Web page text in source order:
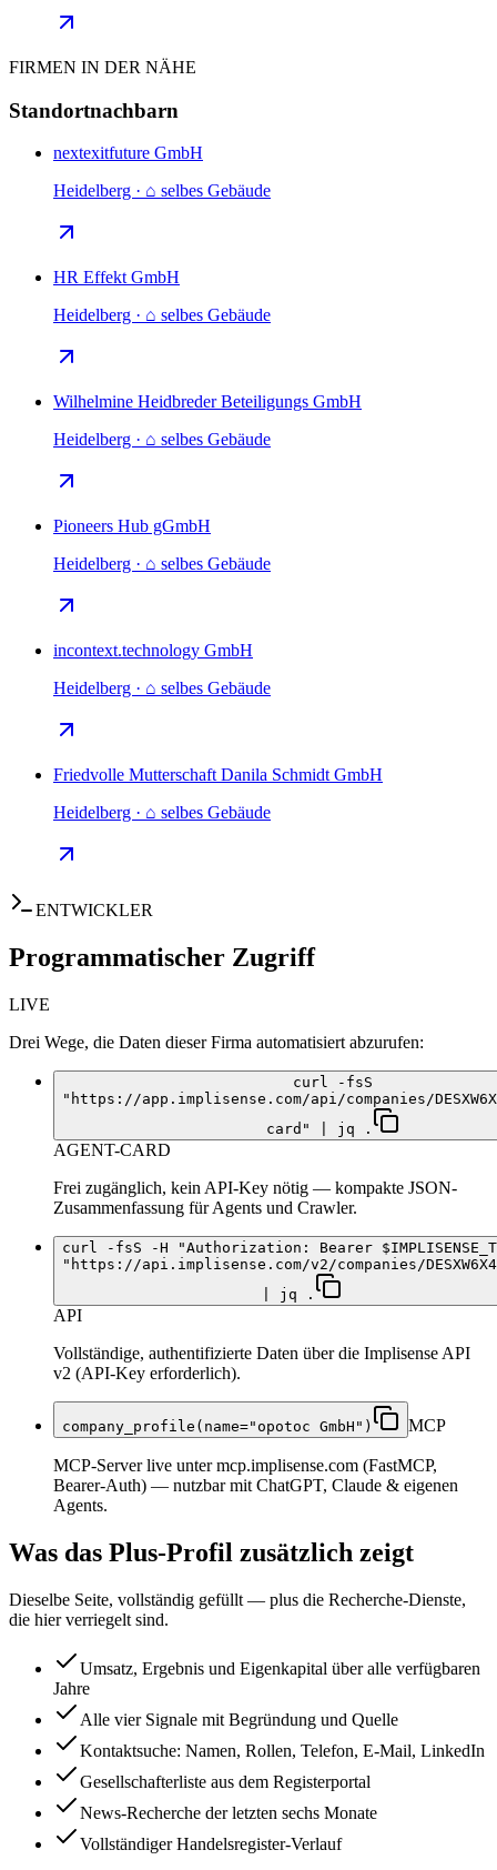
FIRMEN IN DER NÄHE
Standortnachbarn
nextexitfuture GmbH
Heidelberg · ⌂ selbes Gebäude
HR Effekt GmbH
Heidelberg · ⌂ selbes Gebäude
Wilhelmine Heidbreder Beteiligungs GmbH
Heidelberg · ⌂ selbes Gebäude
Pioneers Hub gGmbH
Heidelberg · ⌂ selbes Gebäude
incontext.technology GmbH
Heidelberg · ⌂ selbes Gebäude
Friedvolle Mutterschaft Danila Schmidt GmbH
Heidelberg · ⌂ selbes Gebäude
ENTWICKLER
Programmatischer Zugriff
LIVE
Drei Wege, die Daten dieser Firma automatisiert abzurufen:
curl -fsS
"https://app.implisense.com/api/companies/
card" | jq .
AGENT-CARD
Frei zugänglich, kein API-Key nötig — kompakte JSON-
Zusammenfassung für Agents und Crawler.
curl -fsS -H "Authorization: Bearer
"https://api.implisense.com/v2/companies/
| jq .
API
Vollständige, authentifizierte Daten über die Implisense API
v2 (API-Key erforderlich).
company_profile(name="opotoc GmbH") MCP
MCP-Server live unter mcp.implisense.com (FastMCP,
Bearer-Auth) — nutzbar mit ChatGPT, Claude & eigenen
Agents.
Was das Plus-Profil zusätzlich zeigt
Dieselbe Seite, vollständig gefüllt — plus die Recherche-Dienste,
die hier verriegelt sind.
Umsatz, Ergebnis und Eigenkapital über alle verfügbaren
Jahre
Alle vier Signale mit Begründung und Quelle
Kontaktsuche: Namen, Rollen, Telefon, E-Mail, LinkedIn
Gesellschafterliste aus dem Registerportal
News-Recherche der letzten sechs Monate
Vollständiger Handelsregister-Verlauf